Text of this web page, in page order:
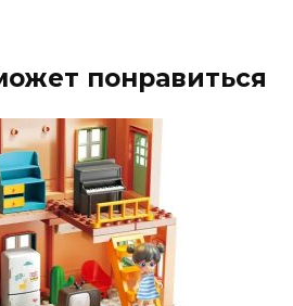
понравиться